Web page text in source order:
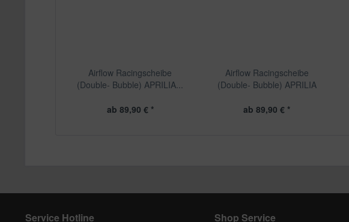
Airflow Racingscheibe
(Double- Bubble) APRILIA...
ab 89,90 € *
Airflow Racingscheibe
(Double- Bubble) APRILIA
ab 89,90 € *
Service Hotline Shop Service